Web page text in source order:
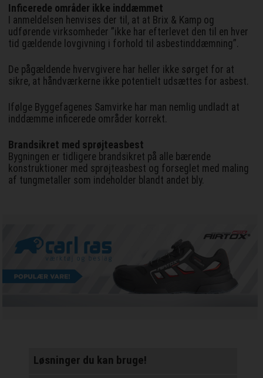
Inficerede områder ikke inddæmmet
I anmeldelsen henvises der til, at at Brix & Kamp og
udførende virksomheder ”ikke har efterlevet den til en hver
tid gældende lovgivning i forhold til asbestinddæmning”.
De pågældende hvervgivere har heller ikke sørget for at
sikre, at håndværkerne ikke potentielt udsættes for asbest.
Ifølge Byggefagenes Samvirke har man nemlig undladt at
inddæmme inficerede områder korrekt.
Brandsikret med sprøjteasbest
Bygningen er tidligere brandsikret på alle bærende
konstruktioner med sprøjteasbest og forseglet med maling
af tungmetaller som indeholder blandt andet bly.
Løsninger du kan bruge!